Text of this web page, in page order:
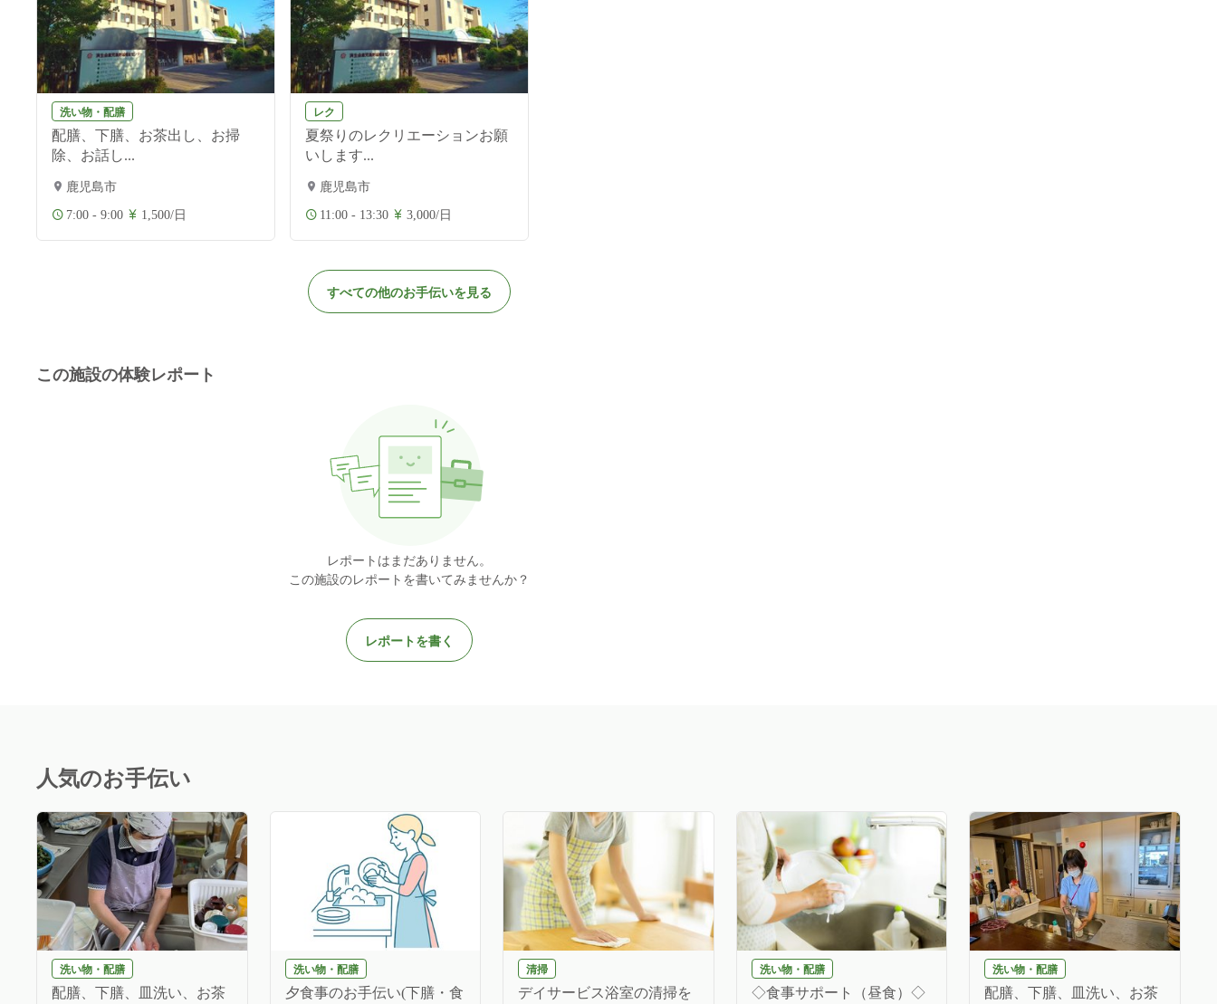
洗い物・配膳
配膳、下膳、お茶出し、お掃
除、お話し...
鹿児島市
7:00 - 9:00 1,500/日
レク
夏祭りのレクリエーションお願
いします...
鹿児島市
11:00 - 13:30 3,000/日
すべての他のお手伝いを見る
この施設の体験レポート
レポートはまだありません。
この施設のレポートを書いてみませんか？
レポートを書く
人気のお手伝い
洗い物・配膳
配膳、下膳、皿洗い、お茶
洗い物・配膳
夕食事のお手伝い(下膳・食
清掃
デイサービス浴室の清掃を
洗い物・配膳
◇食事サポート（昼食）◇
洗い物・配膳
配膳、下膳、皿洗い、お茶